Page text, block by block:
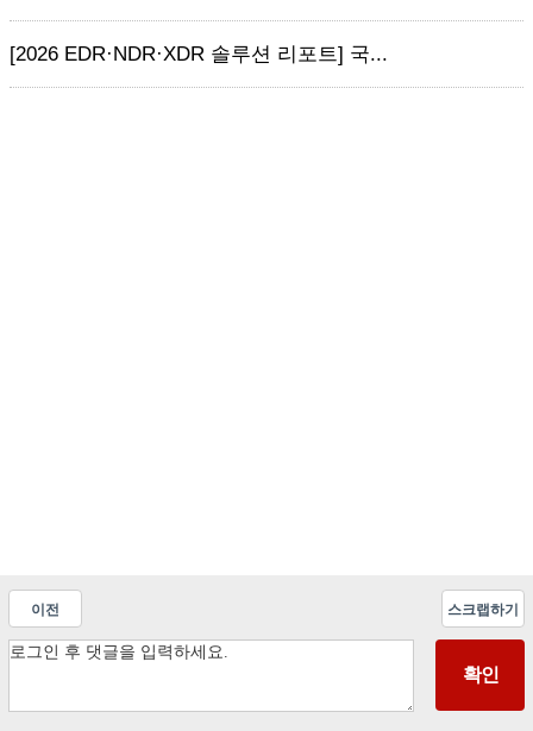
[2026 EDR·NDR·XDR 솔루션 리포트] 국...
이전 스크랩하기